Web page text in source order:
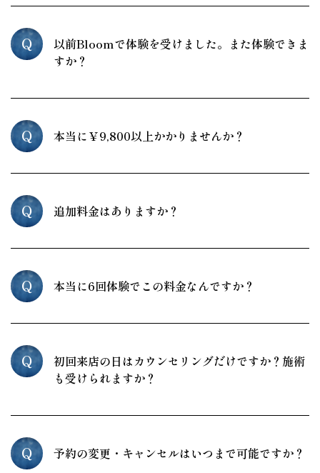
Q
以前Bloomで体験を受けました。また体験できま
すか？
Q 本当に￥9,800以上かかりませんか？
Q 追加料金はありますか？
Q 本当に6回体験でこの料金なんですか？
Q
初回来店の日はカウンセリングだけですか？施術
も受けられますか？
Q 予約の変更・キャンセルはいつまで可能ですか？